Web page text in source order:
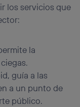
los servicios que
la
guía a las
a un punto de
público.